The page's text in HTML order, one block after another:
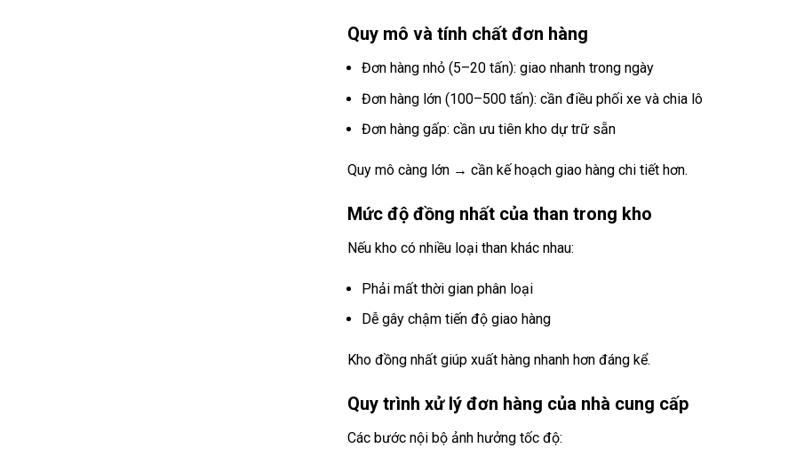
Quy mô và tính chất đơn hàng
Đơn hàng nhỏ (5–20 tấn): giao nhanh trong ngày
Đơn hàng lớn (100–500 tấn): cần điều phối xe và chia lô
Đơn hàng gấp: cần ưu tiên kho dự trữ sẵn
Quy mô càng lớn → cần kế hoạch giao hàng chi tiết hơn.
Mức độ đồng nhất của than trong kho
Nếu kho có nhiều loại than khác nhau:
Phải mất thời gian phân loại
Dễ gây chậm tiến độ giao hàng
Kho đồng nhất giúp xuất hàng nhanh hơn đáng kể.
Quy trình xử lý đơn hàng của nhà cung cấp
Các bước nội bộ ảnh hưởng tốc độ: